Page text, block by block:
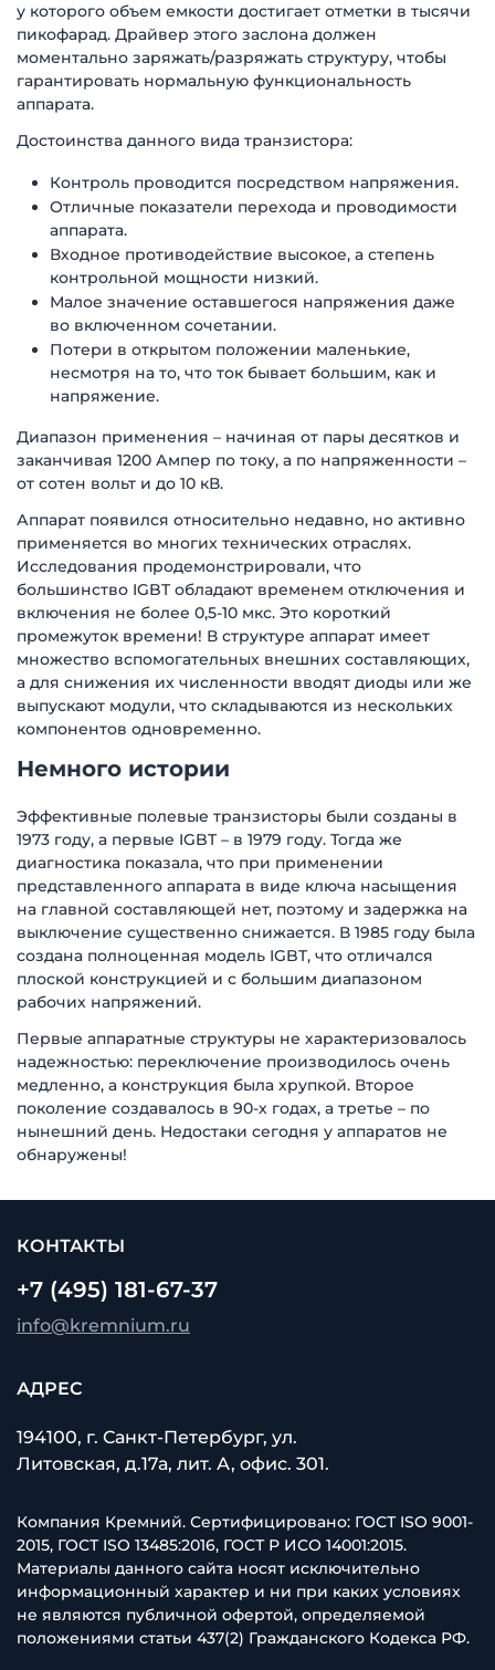
у которого объем емкости достигает отметки в тысячи
пикофарад. Драйвер этого заслона должен
моментально заряжать/разряжать структуру, чтобы
гарантировать нормальную функциональность
аппарата.
Достоинства данного вида транзистора:
Контроль проводится посредством напряжения.
Отличные показатели перехода и проводимости
аппарата.
Входное противодействие высокое, а степень
контрольной мощности низкий.
Малое значение оставшегося напряжения даже
во включенном сочетании.
Потери в открытом положении маленькие,
несмотря на то, что ток бывает большим, как и
напряжение.
Диапазон применения – начиная от пары десятков и
заканчивая 1200 Ампер по току, а по напряженности –
от сотен вольт и до 10 кВ.
Аппарат появился относительно недавно, но активно
применяется во многих технических отраслях.
Исследования продемонстрировали, что
большинство IGBT обладают временем отключения и
включения не более 0,5-10 мкс. Это короткий
промежуток времени! В структуре аппарат имеет
множество вспомогательных внешних составляющих,
а для снижения их численности вводят диоды или же
выпускают модули, что складываются из нескольких
компонентов одновременно.
Немного истории
Эффективные полевые транзисторы были созданы в
1973 году, а первые IGBT – в 1979 году. Тогда же
диагностика показала, что при применении
представленного аппарата в виде ключа насыщения
на главной составляющей нет, поэтому и задержка на
выключение существенно снижается. В 1985 году была
создана полноценная модель IGBT, что отличался
плоской конструкцией и с большим диапазоном
рабочих напряжений.
Первые аппаратные структуры не характеризовалось
надежностью: переключение производилось очень
медленно, а конструкция была хрупкой. Второе
поколение создавалось в 90-х годах, а третье – по
нынешний день. Недостаки сегодня у аппаратов не
обнаружены!
КОНТАКТЫ
+7 (495) 181-67-37
info@kremnium.ru
АДРЕС
194100, г. Санкт-Петербург, ул.
Литовская, д.17а, лит. А, офис. 301.
Компания Кремний. Сертифицировано: ГОСТ ISO 9001-
2015, ГОСТ ISO 13485:2016, ГОСТ Р ИСО 14001:2015.
Материалы данного сайта носят исключительно
информационный характер и ни при каких условиях
не являются публичной офертой, определяемой
положениями статьи 437(2) Гражданского Кодекса РФ.